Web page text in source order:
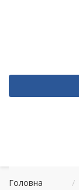
Головна /